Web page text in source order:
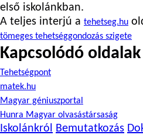
első iskolánkban.
A teljes interjú a tehetseg.hu
tömeges tehetséggondozás szigete
Kapcsolódó oldalak
Tehetségpont
matek.hu
Magyar géniuszportal
Hunra Magyar olvasástársaság
Iskolánkról Bemutatkozás